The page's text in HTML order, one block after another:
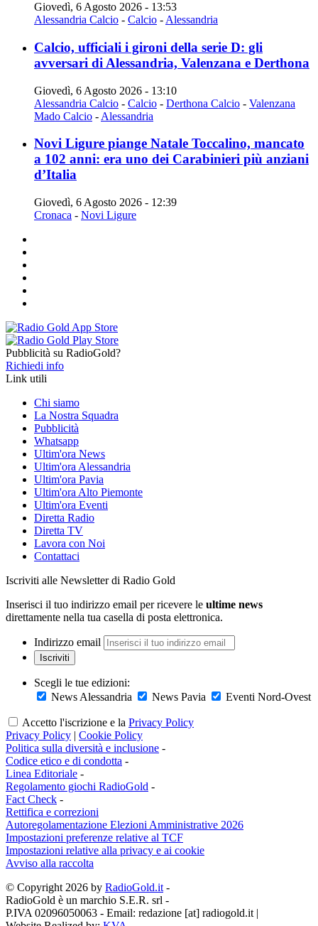
Giovedì, 6 Agosto 2026 - 13:53
Alessandria Calcio - Calcio - Alessandria
Calcio, ufficiali i gironi della serie D: gli
avversari di Alessandria, Valenzana e Derthona
Giovedì, 6 Agosto 2026 - 13:10
Alessandria Calcio - Calcio - Derthona Calcio - Valenzana
Mado Calcio - Alessandria
Novi Ligure piange Natale Toccalino, mancato
a 102 anni: era uno dei Carabinieri più anziani
d’Italia
Giovedì, 6 Agosto 2026 - 12:39
Cronaca - Novi Ligure
Pubblicità su RadioGold?
Richiedi info
Link utili
Chi siamo
La Nostra Squadra
Pubblicità
Whatsapp
Ultim'ora News
Ultim'ora Alessandria
Ultim'ora Pavia
Ultim'ora Alto Piemonte
Ultim'ora Eventi
Diretta Radio
Diretta TV
Lavora con Noi
Contattaci
Iscriviti alle Newsletter di Radio Gold
Inserisci il tuo indirizzo email per ricevere le ultime news
direttamente nella tua casella di posta elettronica.
Indirizzo email
Iscriviti
Scegli le tue edizioni:
News Alessandria
News Pavia Eventi Nord-Ovest
Accetto l'iscrizione e la Privacy Policy
Privacy Policy | Cookie Policy
Politica sulla diversità e inclusione -
Codice etico e di condotta -
Linea Editoriale -
Regolamento giochi RadioGold -
Fact Check -
Rettifica e correzioni
Autoregolamentazione Elezioni Amministrative 2026
Impostazioni preferenze relative al TCF
Impostazioni relative alla privacy e ai cookie
Avviso alla raccolta
© Copyright 2026 by RadioGold.it -
RadioGold è un marchio S.E.R. srl -
P.IVA 02096050063 - Email: redazione [at] radiogold.it |